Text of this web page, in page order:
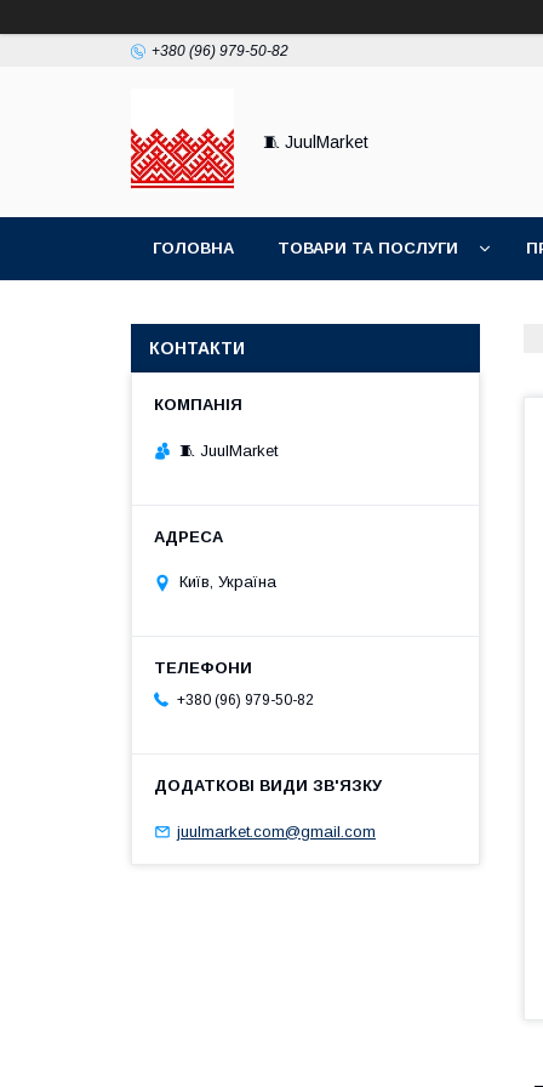
+380 (96) 979-50-82
🧵 JuulMarket
ГОЛОВНА ТОВАРИ ТА ПОСЛУГИ
КОНТАКТИ
🧵 JuulMarket
Київ, Україна
+380 (96) 979-50-82
juulmarket.com@gmail.com